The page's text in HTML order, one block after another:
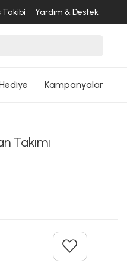
Takibi Yardım & Destek
Kampanyalar
Takımı